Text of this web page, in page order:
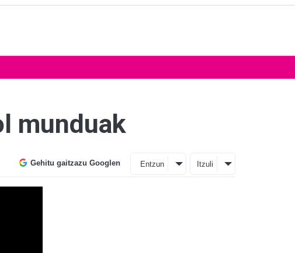
munduak
Gehitu gaitzazu Googlen Entzun Itzuli